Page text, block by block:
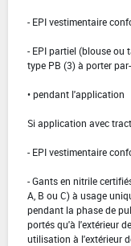
- EPI vestimentaire
- EPI partiel (blouse ou
type PB (3) à porter
• pendant l'application
Si application avec
- EPI vestimentaire
- Gants en nitrile
A, B ou C) à usage
pendant la phase de
portés qu'à l'extérieur
utilisation à l'extérieur